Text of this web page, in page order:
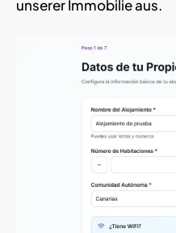
unserer Immobilie aus.